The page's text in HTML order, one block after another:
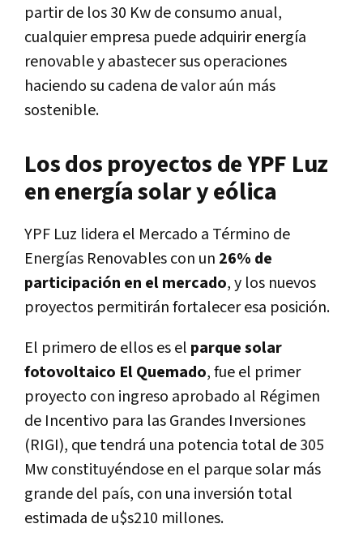
partir de los 30 Kw de consumo anual,
cualquier empresa puede adquirir energía
renovable y abastecer sus operaciones
haciendo su cadena de valor aún más
sostenible.
Los dos proyectos de YPF Luz
en energía solar y eólica
YPF Luz lidera el Mercado a Término de
Energías Renovables con un 26% de
participación en el mercado, y los nuevos
proyectos permitirán fortalecer esa posición.
El primero de ellos es el parque solar
fotovoltaico El Quemado, fue el primer
proyecto con ingreso aprobado al Régimen
de Incentivo para las Grandes Inversiones
(RIGI), que tendrá una potencia total de 305
Mw constituyéndose en el parque solar más
grande del país, con una inversión total
estimada de u$s210 millones.